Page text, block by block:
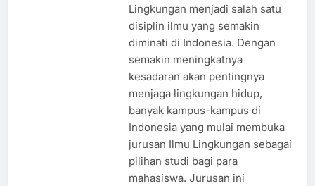
Lingkungan menjadi salah satu
disiplin ilmu yang semakin
diminati di Indonesia. Dengan
semakin meningkatnya
kesadaran akan pentingnya
menjaga lingkungan hidup,
banyak kampus-kampus di
Indonesia yang mulai membuka
jurusan Ilmu Lingkungan sebagai
pilihan studi bagi para
mahasiswa. Jurusan ini